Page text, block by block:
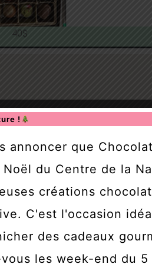
40$
!
annoncer que
du Centre de la
créations
C'est l'occasion
des cadeaux
les week-end du 5